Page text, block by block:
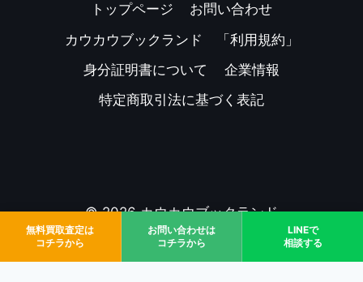
無料買取査定は
コチラから
お問い合わせは
コチラから
LINEで
相談する
トップページ
お問い合わせ
カウカウブックランド 「利用規約」
身分証明書について
企業情報
特定商取引法に基づく表記
© 2026 カウカウブックランド